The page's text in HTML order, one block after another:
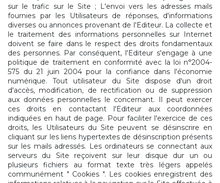
sur le trafic sur le Site ; L'envoi vers les adresses mails
fournies par les Utilisateurs de réponses, d'informations
diverses ou annonces provenant de l'Editeur. La collecte et
le traitement des informations personnelles sur Internet
doivent se faire dans le respect des droits fondamentaux
des personnes. Par conséquent, l'Editeur s'engage à une
politique de traitement en conformité avec la loi n°2004-
575 du 21 juin 2004 pour la confiance dans l'économie
numérique. Tout utilisateur du Site dispose d'un droit
d'accès, modification, de rectification ou de suppression
aux données personnelles le concernant. Il peut exercer
ces droits en contactant l'Editeur aux coordonnées
indiquées en haut de page. Pour faciliter l'exercice de ces
droits, les Utilisateurs du Site peuvent se désinscrire en
cliquant sur les liens hypertextes de désinscription présents
sur les mails adressés. Les ordinateurs se connectant aux
serveurs du Site reçoivent sur leur disque dur un ou
plusieurs fichiers au format texte très légers appelés
communément " Cookies ". Les cookies enregistrent des